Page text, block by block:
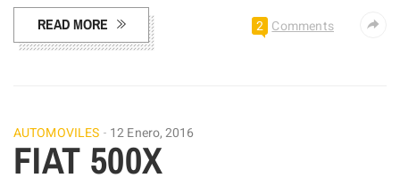
READ MORE 2 Comments
AUTOMOVILES 12 Enero, 2016
FIAT 500X